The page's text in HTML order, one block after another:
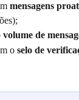
mensagens
volume de
o selo de